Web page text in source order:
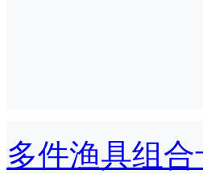
多件渔具组